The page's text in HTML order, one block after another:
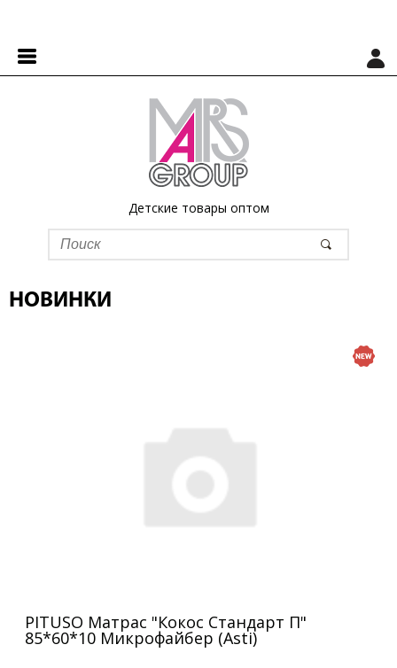
Детские товары оптом
НОВИНКИ
PITUSO Матрас "Кокос Стандарт П"
85*60*10 Микрофайбер (Asti)